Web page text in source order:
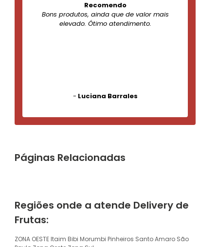
Recomendo
Bons produtos, ainda que de valor mais
elevado. Ótimo atendimento.
- Luciana Barrales
Páginas Relacionadas
Regiões onde a atende Delivery de
Frutas:
ZONA OESTE Itaim Bibi Morumbi Pinheiros Santo Amaro São